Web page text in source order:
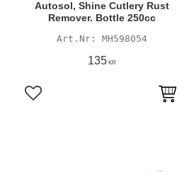
Autosol, Shine Cutlery Rust
Remover. Bottle 250cc
MH598054
135KR
Lägg till i favoriter